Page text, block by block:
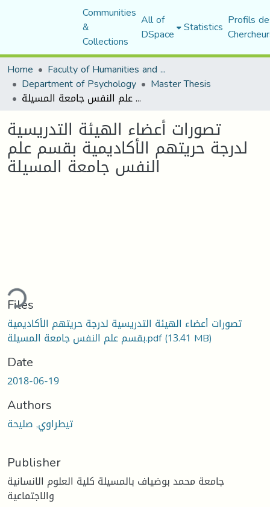
Communities
&
Collections
All of
DSpace Statistics Profils
Home
Faculty of Humanities and Social Sciences
Department of Psychology Master Thesis
تصورات أعضاء الهيئة التدريسية لدرجة حريتهم الأكاديمية بقسم علم النفس جامعة المسيلة
تصورات أعضاء الهيئة التدريسية
لدرجة حريتهم الأكاديمية بقسم علم
النفس جامعة المسيلة
Files
تصورات أعضاء الهيئة التدريسية لدرجة حريتهم الأكاديمية
بقسم علم النفس جامعة المسيلة.pdf(13.41 MB)
Date
2018-06-19
Authors
تيطراوي, صليحة
Publisher
جامعة محمد بوضياف بالمسيلة كلية العلوم الانسانية
والاجتماعية